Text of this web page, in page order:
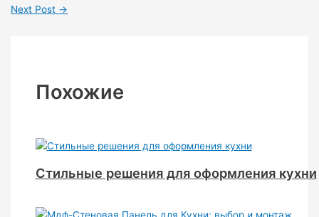
Next Post →
Похожие
Стильные решения для оформления кухни